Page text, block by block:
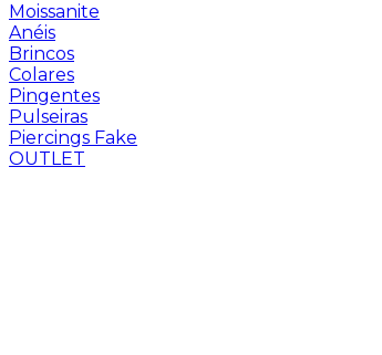
Moissanite
Anéis
Brincos
Colares
Pingentes
Pulseiras
Piercings Fake
OUTLET